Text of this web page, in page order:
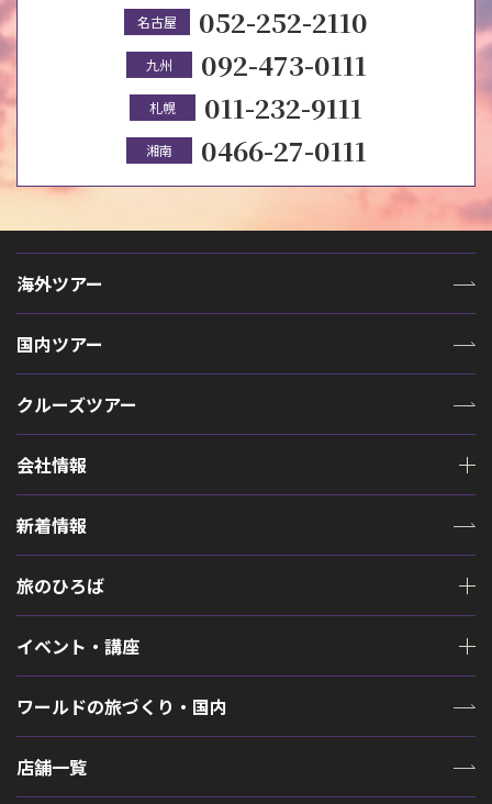
名古屋 052-252-2110
九州 092-473-0111
札幌 011-232-9111
湘南 0466-27-0111
海外ツアー
国内ツアー
クルーズツアー
会社情報
新着情報
旅のひろば
イベント・講座
ワールドの旅づくり・国内
店舗一覧